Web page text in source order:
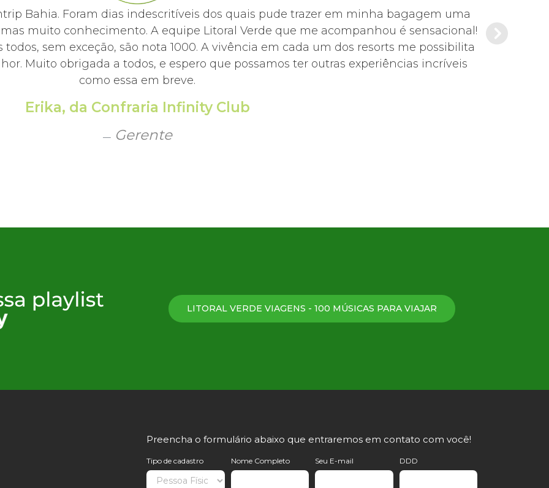
Bahia. Foram dias indescritíveis dos quais pude trazer em minha bagagem uma
muito conhecimento. A equipe Litoral Verde que me acompanhou é sensacional!
sem exceção, são nota 1000. A vivência em cada um dos resorts me possibilita
Muito obrigada a todos, e espero que possamos ter outras experiências incríveis
como essa em breve.
Erika, da Confraria Infinity Club
Gerente
LITORAL VERDE VIAGENS - 100 MÚSICAS PARA VIAJAR
Preencha o formulário abaixo que entraremos em contato com você!
Tipo de cadastro Nome Completo Seu E-mail DDD